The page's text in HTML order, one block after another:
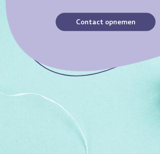
Contact opnemen